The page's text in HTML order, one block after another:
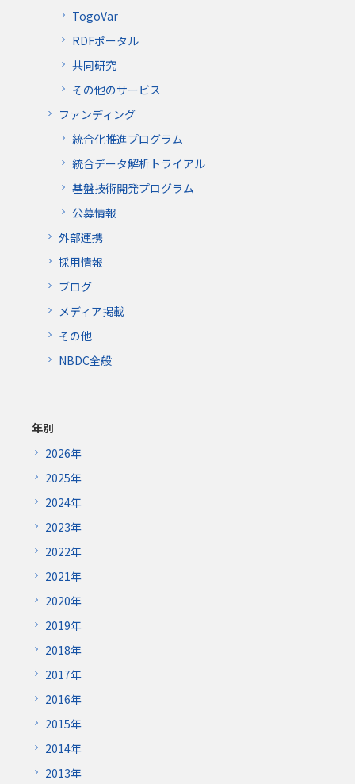
TogoVar
RDFポータル
共同研究
その他のサービス
ファンディング
統合化推進プログラム
統合データ解析トライアル
基盤技術開発プログラム
公募情報
外部連携
採用情報
ブログ
メディア掲載
その他
NBDC全般
年別
2026年
2025年
2024年
2023年
2022年
2021年
2020年
2019年
2018年
2017年
2016年
2015年
2014年
2013年